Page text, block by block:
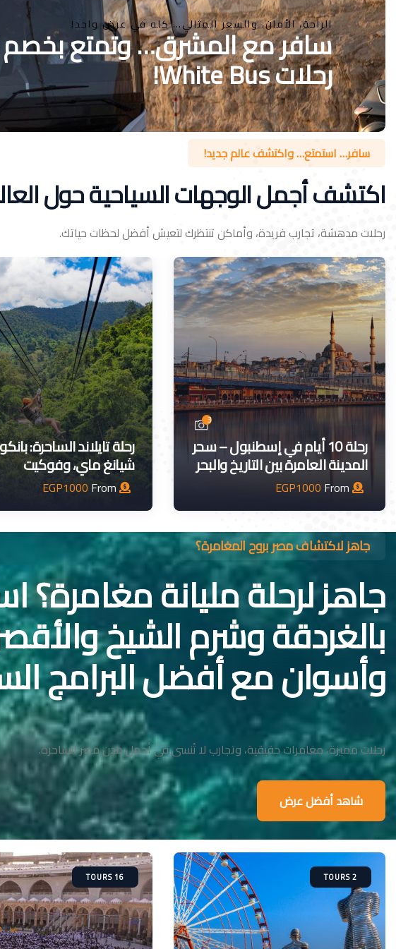
الراحة، الأمان، والسعر المثالي… كله في عرض واحد!
رحلات White Bus!
سافر… استمتع… واكتشف عالم جديد!
اكتشف أجمل الوجهات السياحية حول
رحلات مدهشة، تجارب فريدة، وأماكن تنتظرك لتعيش أفضل لحظات حياتك.
3
رحلة 10 أيام في إسطنبول – سحر
المدينة العامرة بين التاريخ والبحر
EGP1000
رحلة تايلاند الساحرة:
شيانغ ماي، وفوكيت
EGP1000
جاهز لاكتشاف مصر بروح المغامرة؟
جاهز لرحلة مليانة مغامرة؟
بالغردقة وشرم الشيخ
وأسوان مع أفضل البرامج
رحلات مميزة، مغامرات حقيقية، وتجارب لا تُنسى في أجمل مدن مصر الساحرة.
شاهد أفضل عرض
2 TOURS
16 TOURS